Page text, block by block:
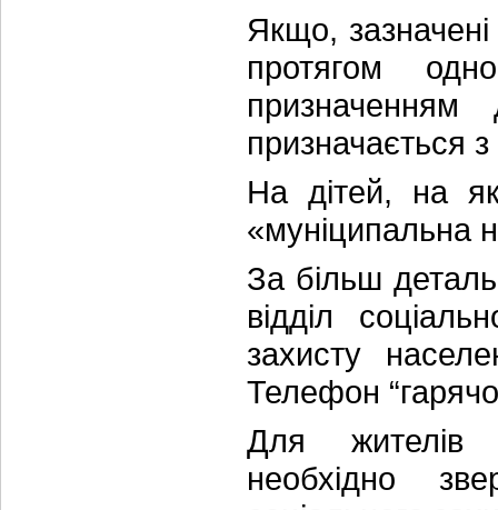
Якщо, зазначені
протягом
призначається
На дітей, на
«муніципальна
За більш
відділ
захисту
Телефон
Для жителів
необхідно